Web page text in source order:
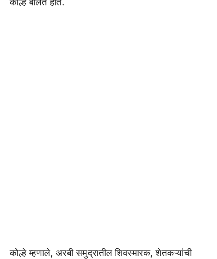
कोल्हे म्हणाले, अरबी समुद्रातील शिवस्मारक, शेतकऱ्यांची